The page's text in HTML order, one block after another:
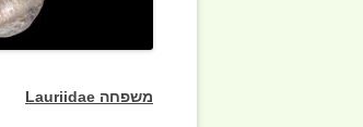
משפחה Lauriidae